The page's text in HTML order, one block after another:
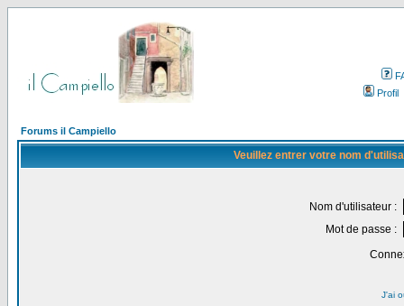
Profil
Forums il Campiello
Veuillez entrer votre nom
Nom d'utilisateur :
Mot de passe :
J'ai